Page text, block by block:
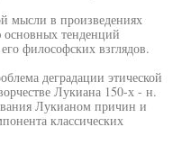
мысли в произведениях
тенденций
философских взглядов.
деградации этической
Лукиана 150-х - н.
Лукианом причин и
классических